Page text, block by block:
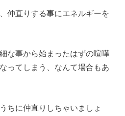
仲直りする事にエネルギーを
な事から始まったはずの喧嘩
ってしまう、なんて場合もあ
ちに仲直りしちゃいましょ